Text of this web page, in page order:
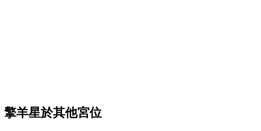
擎羊星於其他宮位